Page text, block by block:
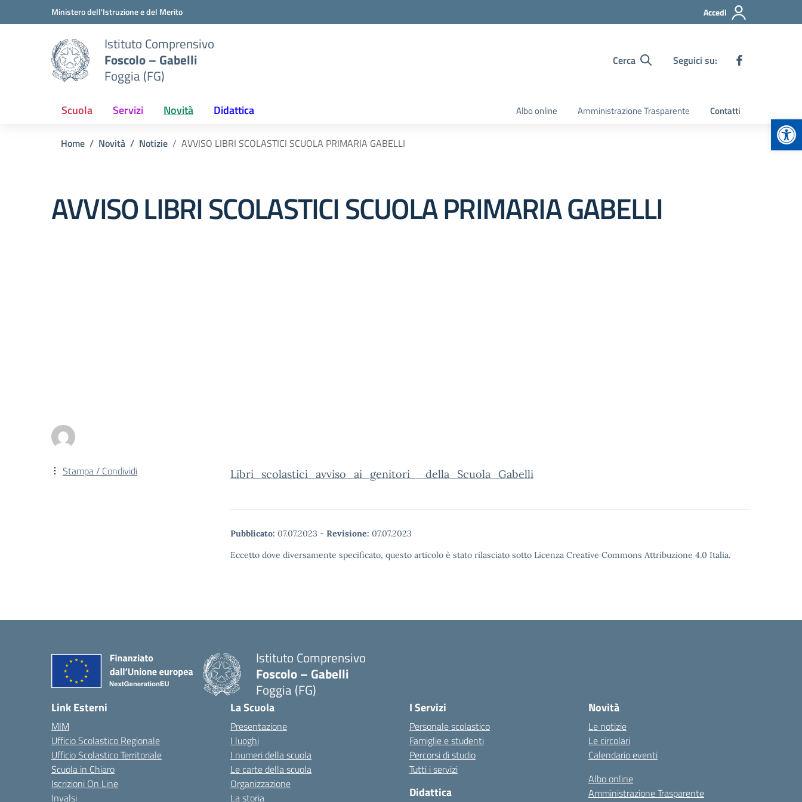
Vai ai contenuti
Vai al menu di navigazioneMinistero dell'Istruzione e del Merito Accedi
Istituto Comprensivo
Foscolo – Gabelli
Foggia (FG)
Cerca Seguici su:
Scuola Servizi Novità Didattica Albo online Amministrazione Trasparente Contatti
Home Novità Notizie AVVISO LIBRI SCOLASTICI SCUOLA PRIMARIA GABELLI
AVVISO LIBRI SCOLASTICI SCUOLA PRIMARIA GABELLI
Libri_scolastici_avviso_ai_genitori__della_Scuola_Gabelli
Pubblicato: 07.07.2023 - Revisione: 07.07.2023
Eccetto dove diversamente specificato, questo articolo è stato rilasciato sotto Licenza Creative Commons Attribuzione 4.0 Italia.
Stampa / Condividi
Istituto Comprensivo
Foscolo – Gabelli
Foggia (FG)
— Visita la pagina iniziale della scuola
Link Esterni
MIM
Ufficio Scolastico Regionale
Ufficio Scolastico Territoriale
Scuola in Chiaro
Iscrizioni On Line
Invalsi
La Scuola
Presentazione
I luoghi
I numeri della scuola
Le carte della scuola
Organizzazione
La storia
I Servizi
Personale scolastico
Famiglie e studenti
Percorsi di studio
Tutti i servizi
Didattica
Novità
Le notizie
Le circolari
Calendario eventi
Albo online
Amministrazione Trasparente